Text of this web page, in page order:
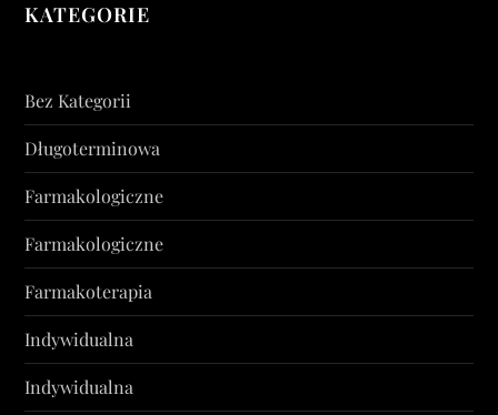
KATEGORIE
Bez Kategorii
Długoterminowa
Farmakologiczne
Farmakologiczne
Farmakoterapia
Indywidualna
Indywidualna